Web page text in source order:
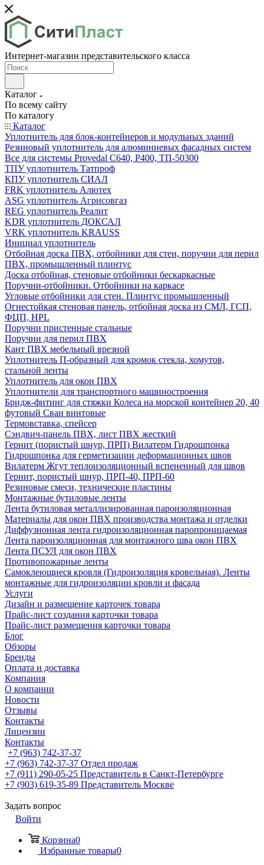
Интернет-магазин представительского класса
Каталог
По всему сайту
По каталогу
Каталог
Уплотнитель для блок-контейнеров и модульных зданий
Резиновый уплотнитель для алюминиевых фасадных систем
Все для системы Provedal С640, Р400, ТП-50300
ТПУ уплотнитель Татпроф
КПУ уплотнитель СИАЛ
FRK уплотнитель Алютех
ASG уплотнитель Агрисовгаз
REG уплотнитель Реалит
KDR уплотнитель ДОКСАЛ
VRK уплотнитель KRAUSS
Инициал уплотнитель
Отбойная доска ПВХ, отбойники для стен, поручни для перил
ПВХ, промышленный плинтус
Доска отбойная, стеновые отбойники бескаркасные
Поручни-отбойники. Отбойники на каркасе
Угловые отбойники для стен. Плинтус промышленный
Огнестойкая стеновая панель, отбойная доска из СМЛ, ГСП,
ФЦП, HPL
Поручни пристенные стальные
Поручни для перил ПВХ
Кант ПВХ мебельный врезной
Уплотнитель П-образный для кромок стекла, хомутов,
стальной ленты
Уплотнитель для окон ПВХ
Уплотнители для транспортного машиностроения
Бридж-фитинг для стяжки Колеса на морской контейнер 20, 40
футовый Сваи винтовые
Термовставка, спейсер
Сэндвич-панель ПВХ, лист ПВХ жесткий
Гернит (пористый шнур, ПРП) Вилатерм Гидрошпонка
Гидрошпонка для герметизации деформационных швов
Вилатерм Жгут теплоизоляционный вспененный для швов
Гернит, пористый шнур, ПРП-40, ПРП-60
Резиновые смеси, технические пластины
Монтажные бутиловые ленты
Лента бутиловая металлизированная пароизоляционная
Материалы для окон ПВХ производства монтажа и отделки
Диффузионная лента гидроизоляционная паропроницаемая
Лента пароизоляционная для монтажного шва окон ПВХ
Лента ПСУЛ для окон ПВХ
Противопожарные ленты
Самоклеющиеся кровля (Гидроизоляция кровельная). Ленты
монтажные для гидроизоляции кровли и фасада
Услуги
Дизайн и размещение карточек товара
Прайс-лист создания карточки товара
Прайс-лист размещения карточки товара
Блог
Обзоры
Бренды
Оплата и доставка
Компания
О компании
Новости
Отзывы
Контакты
Лицензии
Контакты
+7 (963) 742-37-37
+7 (963) 742-37-37 Отдел продаж
+7 (911) 290-05-25 Представитель в Санкт-Петербурге
+7 (903) 619-35-89 Представитель Москве
Задать вопрос
Войти
Корзина0
Избранные товары0